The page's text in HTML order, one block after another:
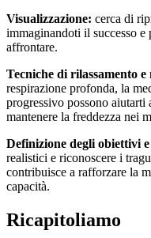
Visualizzazione: cerca di
immaginandoti il successo
affrontare.
Tecniche di rilassamento e
respirazione profonda, la
progressivo possono aiutarti
mantenere la freddezza nei
Definizione degli obiettivi
realistici e riconoscere i
contribuisce a rafforzare la
capacità.
Ricapitoliamo